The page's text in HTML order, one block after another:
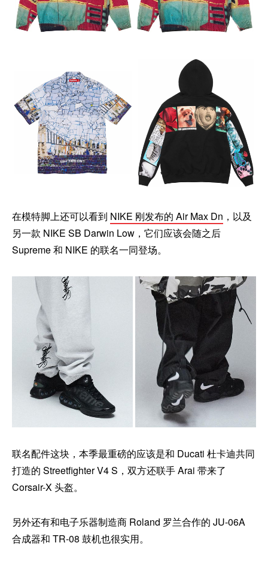
在模特脚上还可以看到 NIKE 刚发布的 Air Max Dn ，以及
另一款 NIKE SB Darwin Low，它们应该会随之后
Supreme 和 NIKE 的联名一同登场。
联名配件这块，本季最重磅的应该是和 Ducati 杜卡迪共同
打造的 Streetfighter V4 S，双方还联手 Arai 带来了
Corsair-X 头盔。
另外还有和电子乐器制造商 Roland 罗兰合作的 JU-06A
合成器和 TR-08 鼓机也很实用。